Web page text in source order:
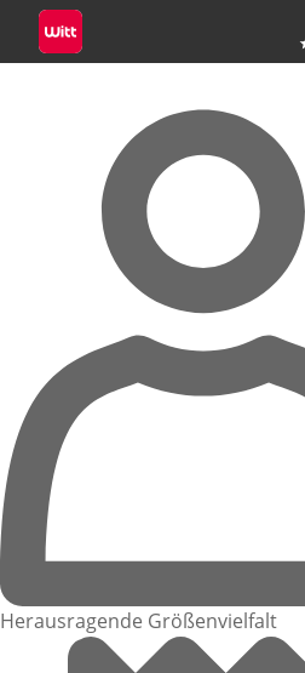
Herausragende Größenvielfalt